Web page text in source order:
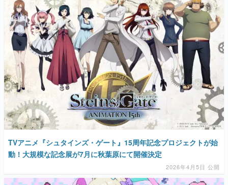
TVアニメ『シュタインズ・ゲート』15周年記念プロジェクトが始
動！大規模な記念展が7月に秋葉原にて開催決定
2026年4月5日 公開